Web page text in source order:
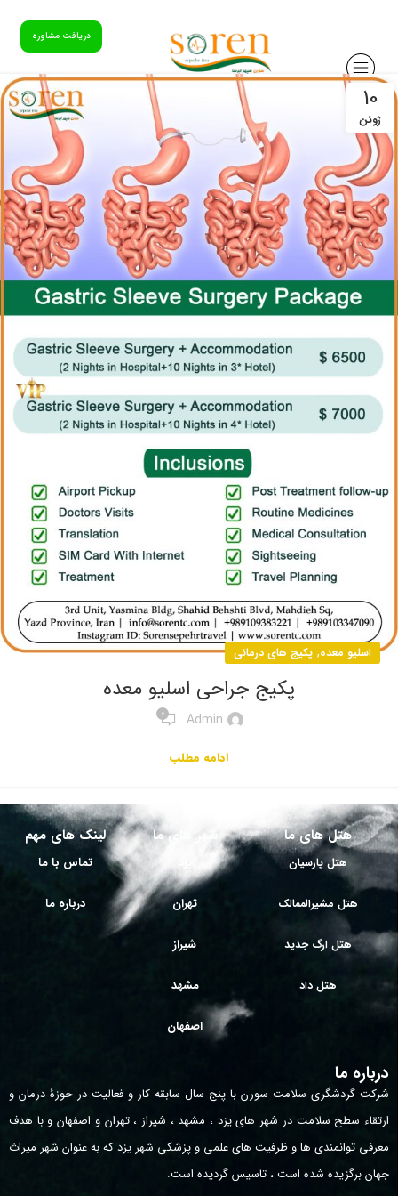
دریافت مشاوره
10
ژوئن
اسلیو معده, پکیج های درمانی
پکیج جراحی اسلیو معده
Admin
0
ادامه مطلب
هتل های ما
هتل پارسیان
هتل مشیرالممالک
هتل ارگ جدید
هتل داد
شهر های ما
تهران
شیراز
مشهد
اصفهان
لینک های مهم
تماس با ما
درباره ما
درباره ما
شرکت گردشگری سلامت سورن با پنج سال سابقه کار و فعالیت در حوزۀ درمان و
ارتقاء سطح سلامت در شهر های یزد ، مشهد ، شیراز ، تهران و اصفهان و با هدف
معرفی توانمندی ها و ظرفیت های علمی و پزشکی شهر یزد که به عنوان شهر میراث
جهان برگزیده شده است ، تاسیس گردیده است.